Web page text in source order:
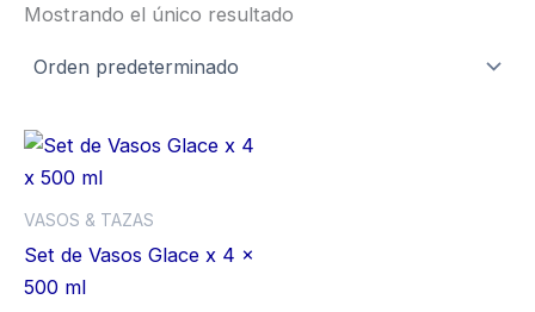
Mostrando el único resultado
VASOS & TAZAS
Set de Vasos Glace x 4 x
500 ml